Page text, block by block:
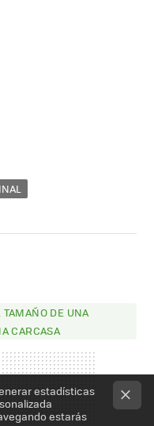
TAMAÑO DE UNA
CARCASA
estadísticas
estarás